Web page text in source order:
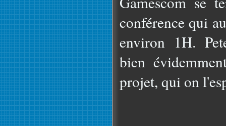
conférence qui
environ 1H.
bien
projet, qui on